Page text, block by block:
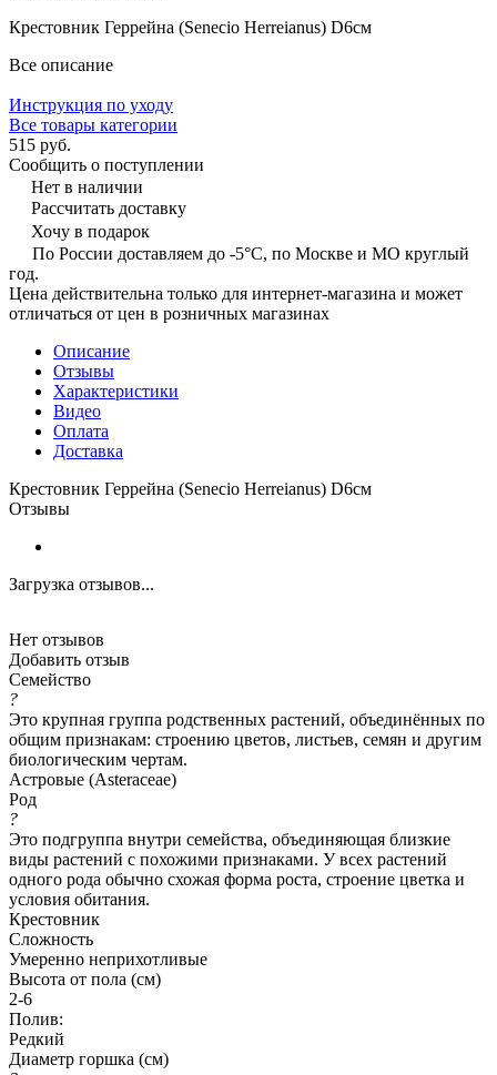
Крестовник Геррейна (Senecio Herreianus) D6см
Все описание
Инструкция по уходу
Все товары категории
515 руб.
Сообщить о поступлении
Нет в наличии
Рассчитать доставку
Хочу в подарок
По России доставляем до -5°C, по Москве и МО круглый
год.
Цена действительна только для интернет-магазина и может
отличаться от цен в розничных магазинах
Описание
Отзывы
Характеристики
Видео
Оплата
Доставка
Крестовник Геррейна (Senecio Herreianus) D6см
Отзывы
Загрузка отзывов...
Нет отзывов
Добавить отзыв
Семейство
?
Это крупная группа родственных растений, объединённых по
общим признакам: строению цветов, листьев, семян и другим
биологическим чертам.
Астровые (Asteraceae)
Род
?
Это подгруппа внутри семейства, объединяющая близкие
виды растений с похожими признаками. У всех растений
одного рода обычно схожая форма роста, строение цветка и
условия обитания.
Крестовник
Сложность
Умеренно неприхотливые
Высота от пола (см)
2-6
Полив:
Редкий
Диаметр горшка (см)